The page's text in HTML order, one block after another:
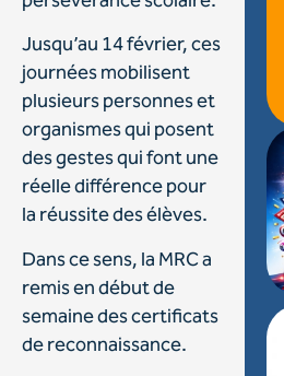
Jusqu’au 14 février, ces
journées mobilisent
plusieurs personnes et
organismes qui posent
des gestes qui font une
réelle différence pour
la réussite des élèves.
Dans ce sens, la MRC a
remis en début de
semaine des certificats
de reconnaissance.